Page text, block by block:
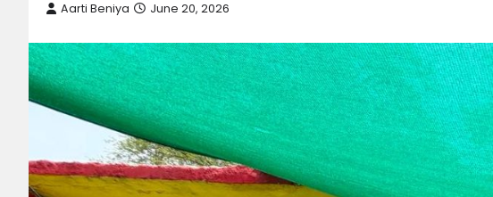
Aarti Beniya June 20, 2026